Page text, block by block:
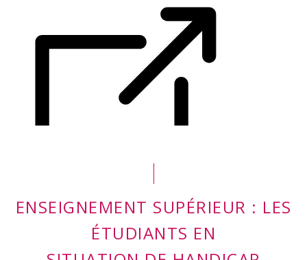
ENSEIGNEMENT SUPÉRIEUR : LES
ÉTUDIANTS EN